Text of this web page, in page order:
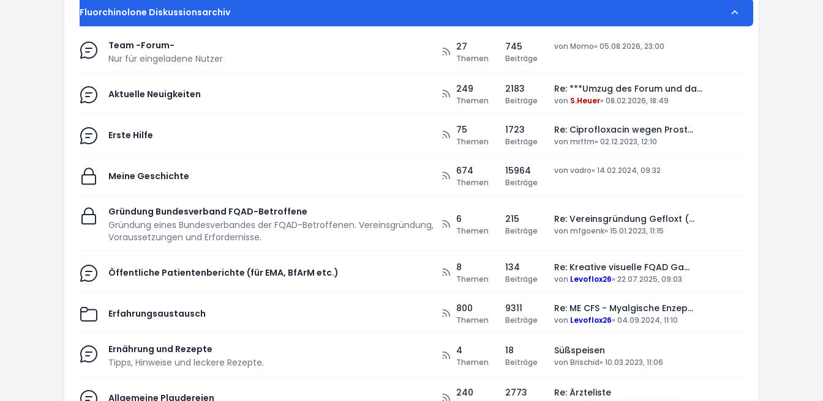
Fluorchinolone Diskussionsarchiv
Team -Forum-
Nur für eingeladene Nutzer
27
Themen
745
Beiträge
von Momo» 05.08.2026, 23:00
Aktuelle Neuigkeiten 249
Themen
2183
Beiträge
Re: ***Umzug des Forum und da…
von S.Heuer» 08.02.2026, 18:49
Erste Hilfe 75
Themen
1723
Beiträge
Re: Ciprofloxacin wegen Prost…
von mrffm» 02.12.2023, 12:10
Meine Geschichte 674
Themen
15964
Beiträge
von vadro» 14.02.2024, 09:32
Gründung Bundesverband FQAD-Betroffene
Gründung eines Bundesverbandes der FQAD-Betroffenen. Vereinsgründung,
Voraussetzungen und Erfordernisse.
6
Themen
215
Beiträge
Re: Vereinsgründung Gefloxt (…
von mfgoenk» 15.01.2023, 11:15
Öffentliche Patientenberichte (für EMA, BfArM etc.) 8
Themen
134
Beiträge
Re: Kreative visuelle FQAD Ga…
von Levoflox26» 22.07.2025, 09:03
Erfahrungsaustausch 800
Themen
9311
Beiträge
Re: ME CFS - Myalgische Enzep…
von Levoflox26» 04.09.2024, 11:10
Ernährung und Rezepte
Tipps, Hinweise und leckere Rezepte.
4
Themen
18
Beiträge
Süßspeisen
von Brischid» 10.03.2023, 11:06
Allgemeine Plaudereien 240 2773 Re: Ärzteliste